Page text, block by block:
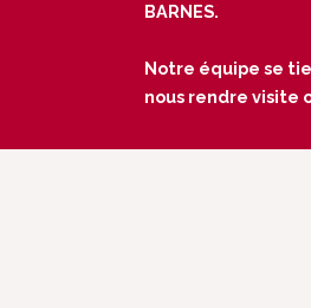
BARNES.
Notre équipe se
nous rendre visite